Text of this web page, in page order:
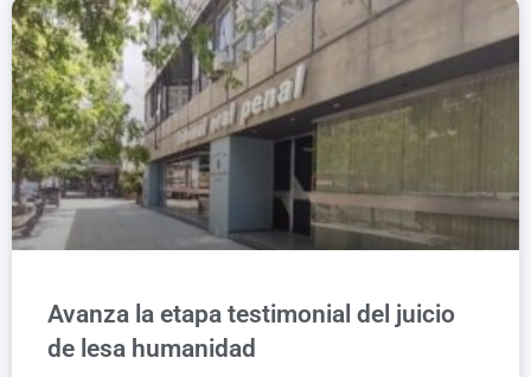
Avanza la etapa testimonial del juicio
de lesa humanidad